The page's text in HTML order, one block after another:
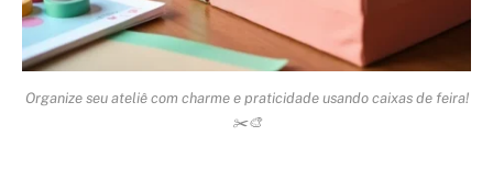
Organize seu ateliê com charme e praticidade usando caixas de feira!
✂️🎨